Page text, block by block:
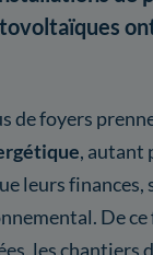
de foyers
, autant
leurs finances,
De ce
les chantiers